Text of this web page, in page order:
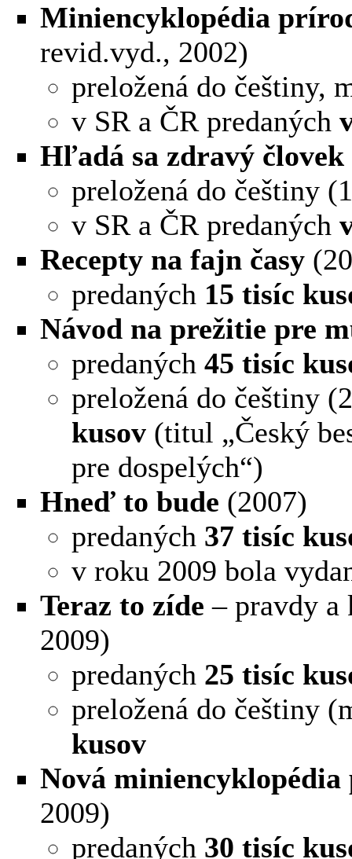
Miniencyklopédia
revid.vyd., 2002)
preložená do češtiny,
v SR a ČR predaných
Hľadá sa zdravý človek
preložená do češtiny
v SR a ČR predaných
Recepty na fajn časy
predaných 15 tisíc
Návod na prežitie pre
predaných 45 tisíc
preložená do češtiny
kusov (titul „Český
pre dospelých“)
Hneď to bude (2007)
predaných 37 tisíc
v roku 2009 bola
Teraz to zíde – pravdy a
2009)
predaných 25 tisíc
preložená do češtiny
kusov
Nová
2009)
predaných 30 tisíc